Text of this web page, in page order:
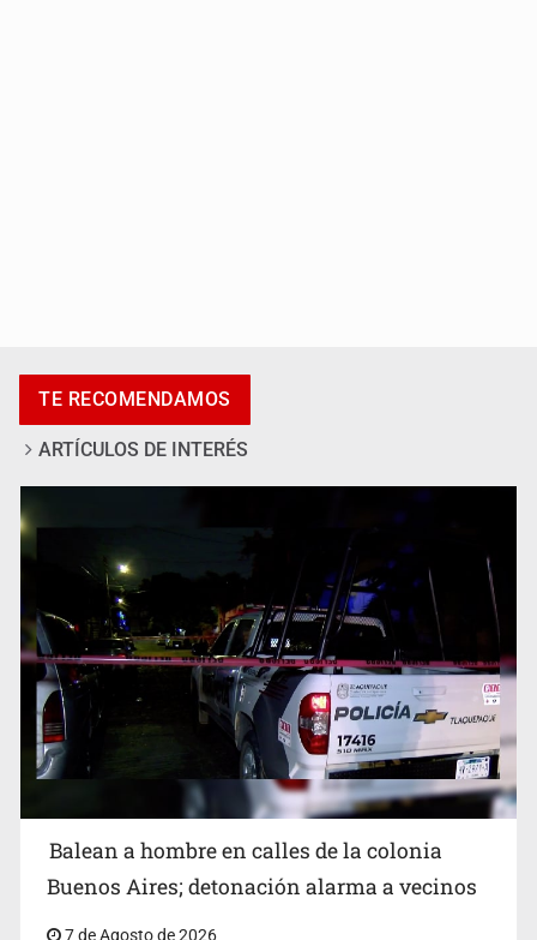
SCJN ordena al Congreso de Jalisco eliminar la
adopción simple
TE RECOMENDAMOS
ARTÍCULOS DE INTERÉS
Balean a hombre en calles de la colonia
Buenos Aires; detonación alarma a vecinos
7 de Agosto de 2026